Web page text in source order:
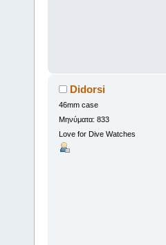
Didorsi
46mm case
Μηνύματα: 833
Love for Dive Watches